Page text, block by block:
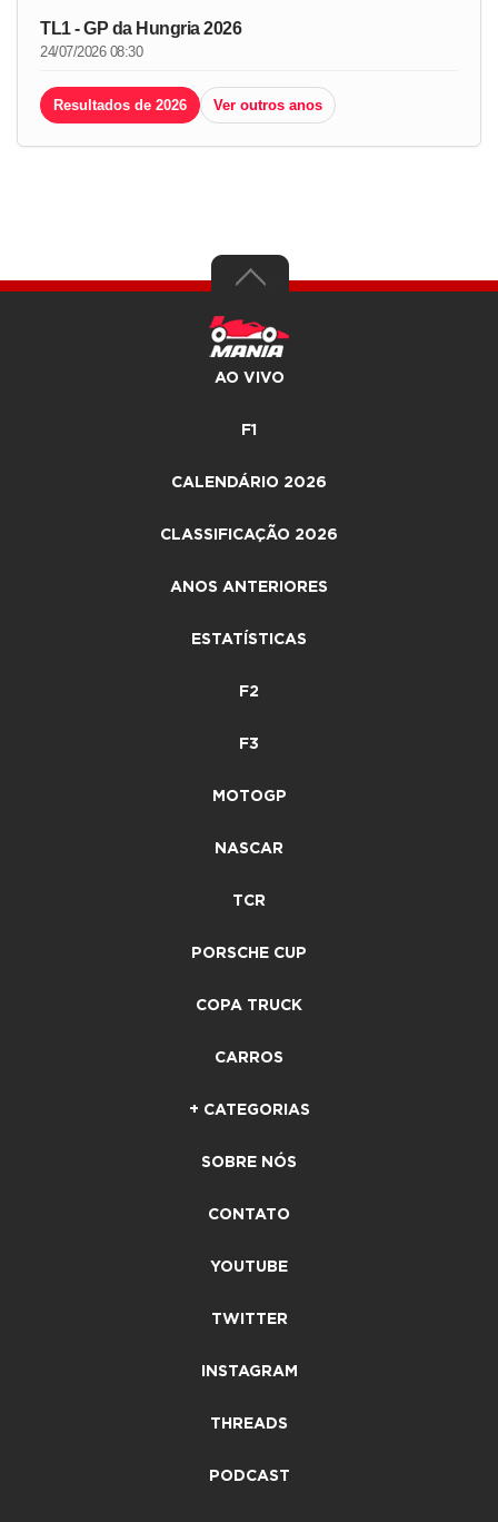
TL1 - GP da Hungria 2026
24/07/2026 08:30
Resultados de 2026 Ver outros anos
AO VIVO
F1
CALENDÁRIO 2026
CLASSIFICAÇÃO 2026
ANOS ANTERIORES
ESTATÍSTICAS
F2
F3
MOTOGP
NASCAR
TCR
PORSCHE CUP
COPA TRUCK
CARROS
+ CATEGORIAS
SOBRE NÓS
CONTATO
YOUTUBE
TWITTER
INSTAGRAM
THREADS
PODCAST